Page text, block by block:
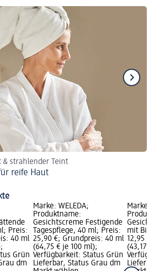
& strahlender Teint
reife Haut
Preis:
40 ml
Grün
dm
Marke: WELEDA;
Produktname:
Gesichtscreme Festigende
Tagespflege, 40 ml; Preis:
25,90 €; Grundpreis: 40 ml
(64,75 € je 100 ml);
Verfügbarkeit: Status Grün
Lieferbar, Status Grau dm
Marke:
mit Bio-
12,95 €;
(43,17 €